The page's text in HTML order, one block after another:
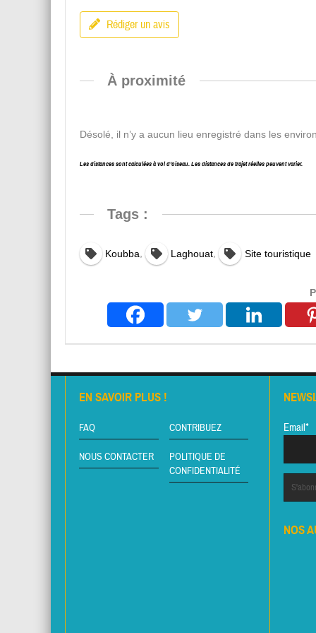
Rédiger un avis
À proximité
Désolé, il n’y a aucun lieu enregistré dans les
Les distances sont calculées à vol d’oiseau. Les distances de trajet réelles peuvent varier.
Tags :
Koubba Laghouat Site touristique
EN SAVOIR PLUS !
FAQ CONTRIBUEZ
NOUS CONTACTER
POLITIQUE DE
CONFIDENTIALITÉ
Email*
NOS